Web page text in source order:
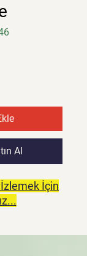
İndirimli
Al
İçin